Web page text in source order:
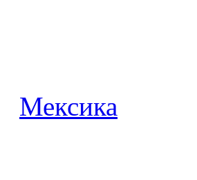
Мексика